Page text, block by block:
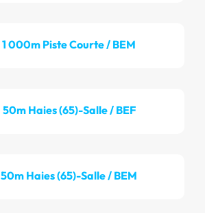
1 000m Piste Courte / BEM
50m Haies (65)-Salle / BEF
50m Haies (65)-Salle / BEM